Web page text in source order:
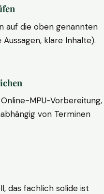
auf die oben genannten
klare Inhalte).
MPU-Vorbereitung,
von Terminen
das fachlich solide ist